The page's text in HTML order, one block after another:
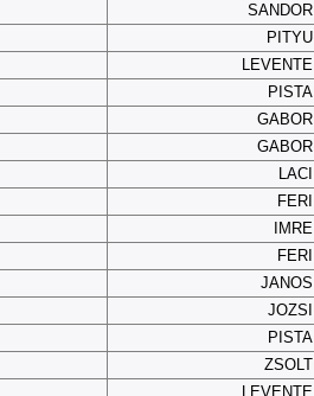
SANDOR
PITYU
LEVENTE
PISTA
GABOR
GABOR
LACI
FERI
IMRE
FERI
JANOS
JOZSI
PISTA
ZSOLT
LEVENTE